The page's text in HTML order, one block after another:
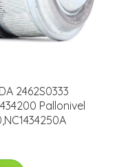
2462S0333
Pallonivel